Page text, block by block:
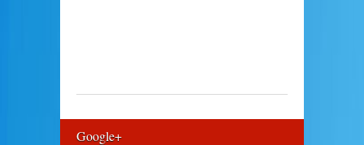
Google+